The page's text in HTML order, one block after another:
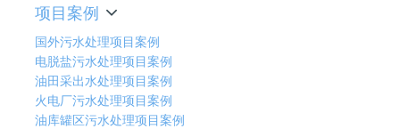
项目案例
国外污水处理项目案例
电脱盐污水处理项目案例
油田采出水处理项目案例
火电厂污水处理项目案例
油库罐区污水处理项目案例